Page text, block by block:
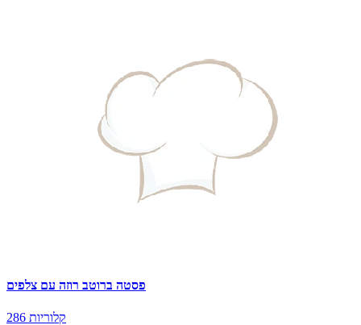
פסטה ברוטב רוזה עם צלפים
286 קלוריות